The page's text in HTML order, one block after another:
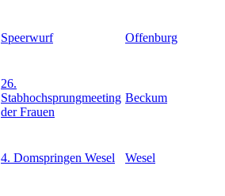
Speerwurf Offenburg
26.
Stabhochsprungmeeting
der Frauen
Beckum
4. Domspringen Wesel Wesel